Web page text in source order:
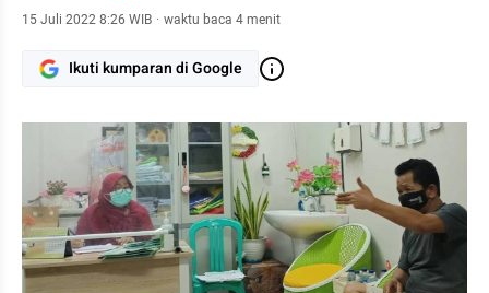
15 Juli 2022 8:26 WIB · waktu baca 4 menit
Ikuti kumparan di Google